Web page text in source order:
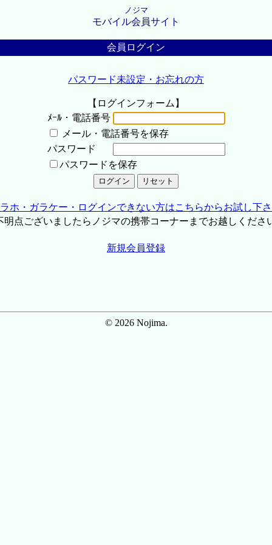
ノジマ
モバイル会員サイト
会員ログイン
パスワード未設定・お忘れの方
【ログインフォーム】
ﾒｰﾙ・電話番号
メール・電話番号を保存
パスワード
パスワードを保存
ホ・ガラケー・ログインできない方はこちらからお試し下
点ございましたらノジマの携帯コーナーまでお越しくださ
新規会員登録
© 2026 Nojima.